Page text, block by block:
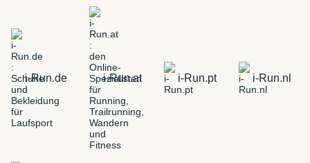
i-Run.de i-Run.at i-Run.pt i-Run.nl